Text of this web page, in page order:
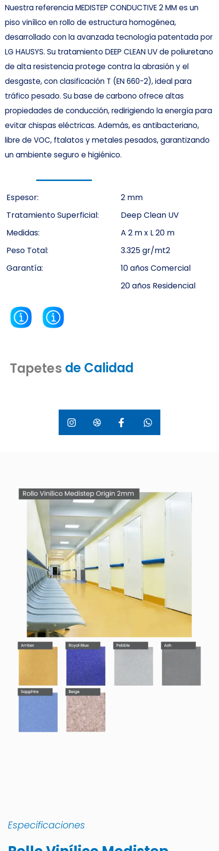
Nuestra referencia MEDISTEP CONDUCTIVE 2 MM es un
piso vinílico en rollo de estructura homogénea,
desarrollado con la avanzada tecnología patentada por
LG HAUSYS. Su tratamiento DEEP CLEAN UV de poliuretano
de alta resistencia protege contra la abrasión y el
desgaste, con clasificación T (EN 660-2), ideal para
tráfico pesado. Su base de carbono ofrece altas
propiedades de conducción, redirigiendo la energía para
evitar chispas eléctricas. Además, es antibacteriano,
libre de VOC, ftalatos y metales pesados, garantizando
un ambiente seguro e higiénico.
Espesor:
2 mm
Tratamiento Superficial:
Deep Clean UV
Medidas:
A 2 m x L 20 m
Peso Total:
3.325 gr/mt2
Garantía:
10 años Comercial
20 años Residencial
Tapetes Únicos
Originales
Personalizados
Especificaciones